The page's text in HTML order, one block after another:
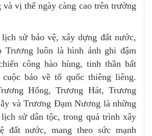
vị thế ngày càng cao trên trường
sử bảo vệ, xây dựng đất nước,
Trương luôn là hình ảnh ghi đậm
công hào hùng, tinh thần bất
bảo về tổ quốc thiêng liêng.
Hống, Trương Hát, Trương
và Trương Đạm Nương là những
sử dân tộc, trong quá trình xây
đất nước, mang theo sức mạnh